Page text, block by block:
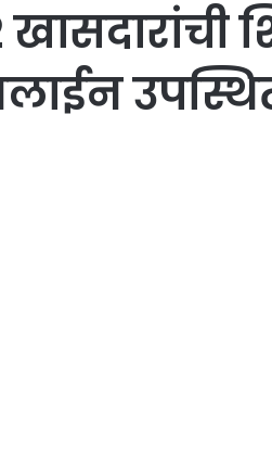
उपस्थिती